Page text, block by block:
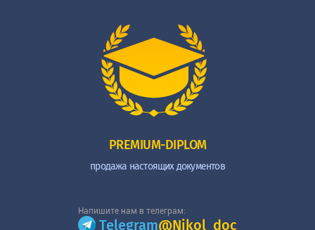
PREMIUM-DIPLOM
продажа настоящих документов
Напишите нам в телеграм:
Telegram@Nikol_doc